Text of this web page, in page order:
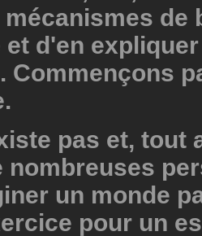
de
et d'en
Commençons
pas et, tout
nombreuses
un monde
pour un